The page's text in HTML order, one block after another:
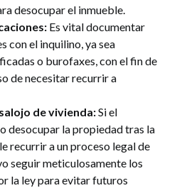
desocupar el inmueble.
Es vital documentar
con el inquilino, ya sea
o burofaxes, con el fin de
de necesitar recurrir a
de vivienda:Si el
desocupar la propiedad tras la
recurrir a un proceso legal de
seguir meticulosamente los
la ley para evitar futuros